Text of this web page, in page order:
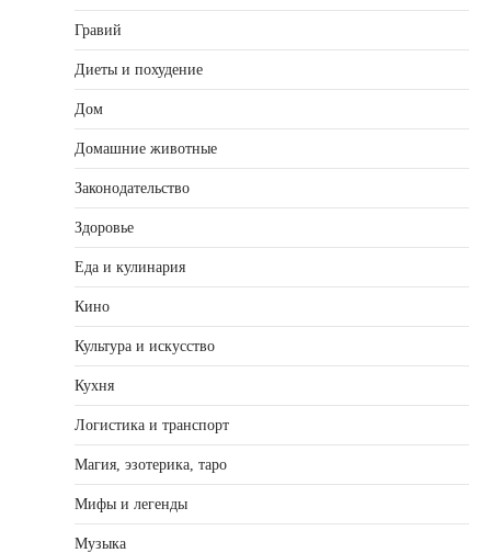
Гравий
Диеты и похудение
Дом
Домашние животные
Законодательство
Здоровье
Еда и кулинария
Кино
Культура и искусство
Кухня
Логистика и транспорт
Магия, эзотерика, таро
Мифы и легенды
Музыка